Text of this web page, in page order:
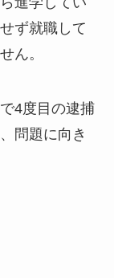
ず就職して
ん。
4度目の逮捕
問題に向き